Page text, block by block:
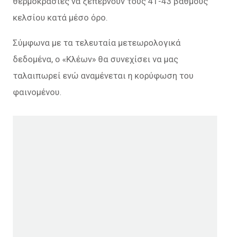
κελσίου κατά μέσο όρο.
Σύμφωνα με τα τελευταία μετεωρολογικά
δεδομένα, ο «Κλέων» θα συνεχίσει να μας
ταλαιπωρεί ενώ αναμένεται η κορύφωση του
φαινομένου.